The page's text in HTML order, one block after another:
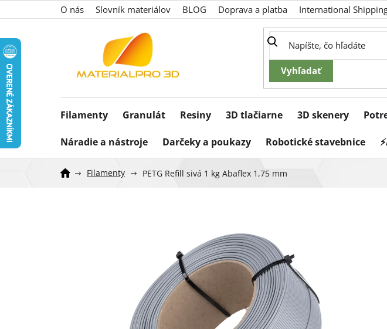
na
O nás Slovník materiálov BLOG Doprava a platba International
Filamenty Granulát Resiny 3D tlačiarne 3D skenery
Náradie a nástroje Darčeky a poukazy Robotické stavebnice
Filamenty PETG Refill sivá 1 kg Abaflex 1,75 mm